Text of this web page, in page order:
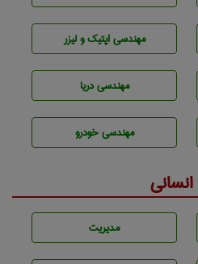
مهندسی اپتیک و لیزر
مهندسی دریا
مهندسی خودرو
مديريت